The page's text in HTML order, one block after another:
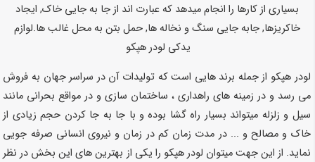
بسیاری از کارها را انجام میدهد که عبارت اند از جا به جایی خاک, ایجاد
خاکریزها, جابه جایی سنگ و نخاله ها, حمل بتن به محل غالب ها.لوازم
یدکی لودر هپکو
لودر هپکو از جمله برند هایی است که تولیدات آن در سراسر جهان به فروش
می رسد و در زمینه های راهداری ، ساختمان سازی و در مواقع بحرانی مانند
سیل و زلزله میتواند بسیار راه گشا بوده و با جا به جا کردن حجم زیادی از
خاک و مصالح و ... در مدت زمان کم در زمان و نیروی انسانی صرفه جویی
نماید. از این جهت میتوان لودر هپکو را یکی از بهترین های این بخش در نظر